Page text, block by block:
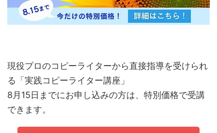
現役プロのコピーライターから直接指導を受けられ
る「実践コピーライター講座」
8月15日までにお申し込みの方は、特別価格で受講
できます。